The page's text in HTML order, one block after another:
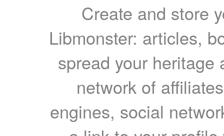
Create and store
Libmonster: articles,
spread your heritage
network of
engines, social